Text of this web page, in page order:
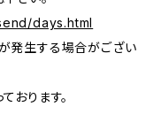
days.html
発生する場合がござい
おります。